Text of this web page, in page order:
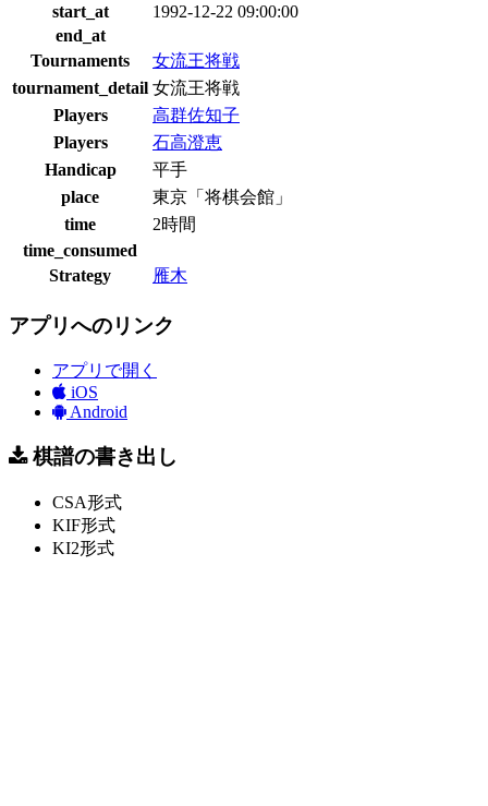
start_at
1992-12-22 09:00:00
end_at
Tournaments
女流王将戦
tournament_detail 女流王将戦
Players
高群佐知子
Players
石高澄恵
Handicap
平手
place
東京「将棋会館」
time
2時間
time_consumed
Strategy
雁木
アプリへのリンク
アプリで開く
iOS
Android
棋譜の書き出し
CSA形式
KIF形式
KI2形式